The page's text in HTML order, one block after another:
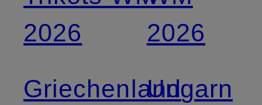
2026
Griechenland
2026
Ungarn